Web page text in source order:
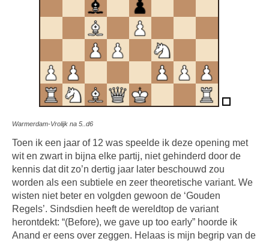
Warmerdam-Vrolijk na 5..d6
Toen ik een jaar of 12 was speelde ik deze opening met
wit en zwart in bijna elke partij, niet gehinderd door de
kennis dat dit zo’n dertig jaar later beschouwd zou
worden als een subtiele en zeer theoretische variant. We
wisten niet beter en volgden gewoon de ‘Gouden
Regels’. Sindsdien heeft de wereldtop de variant
herontdekt: “(Before), we gave up too early” hoorde ik
Anand er eens over zeggen. Helaas is mijn begrip van de